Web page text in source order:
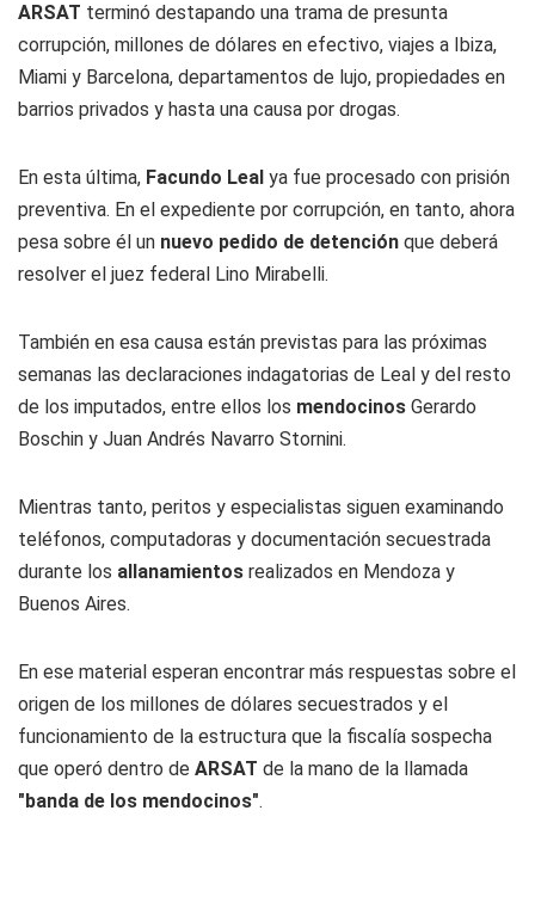
ARSAT terminó destapando una trama de presunta
corrupción, millones de dólares en efectivo, viajes a Ibiza,
Miami y Barcelona, departamentos de lujo, propiedades en
barrios privados y hasta una causa por drogas.
En esta última, Facundo Leal ya fue procesado con prisión
preventiva. En el expediente por corrupción, en tanto, ahora
pesa sobre él un nuevo pedido de detención que deberá
resolver el juez federal Lino Mirabelli.
También en esa causa están previstas para las próximas
semanas las declaraciones indagatorias de Leal y del resto
de los imputados, entre ellos los mendocinos Gerardo
Boschin y Juan Andrés Navarro Stornini.
Mientras tanto, peritos y especialistas siguen examinando
teléfonos, computadoras y documentación secuestrada
durante los allanamientos realizados en Mendoza y
Buenos Aires.
En ese material esperan encontrar más respuestas sobre el
origen de los millones de dólares secuestrados y el
funcionamiento de la estructura que la fiscalía sospecha
que operó dentro de ARSAT de la mano de la llamada
"banda de los mendocinos".